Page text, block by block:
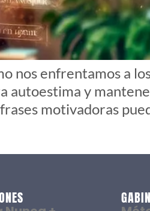
nos enfrentamos a
autoestima y
motivadoras